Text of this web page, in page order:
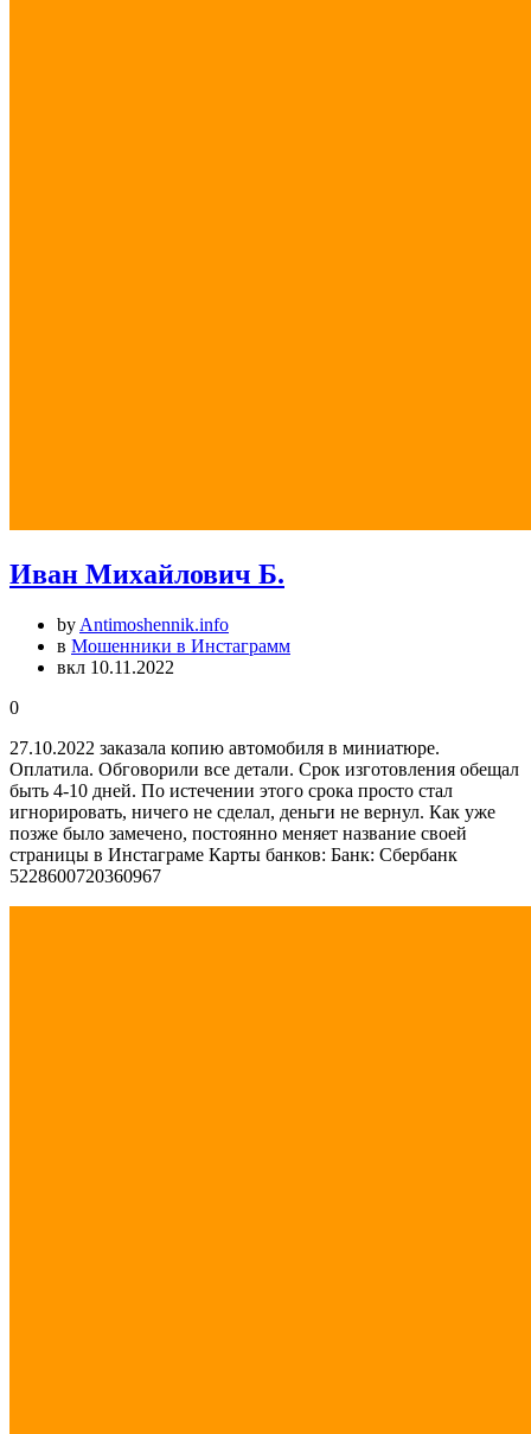
Иван Михайлович Б.
by Antimoshennik.info
в Мошенники в Инстаграмм
вкл 10.11.2022
0
27.10.2022 заказала копию автомобиля в миниатюре.
Оплатила. Обговорили все детали. Срок изготовления обещал
быть 4-10 дней. По истечении этого срока просто стал
игнорировать, ничего не сделал, деньги не вернул. Как уже
позже было замечено, постоянно меняет название своей
страницы в Инстаграме Карты банков: Банк: Сбербанк
5228600720360967